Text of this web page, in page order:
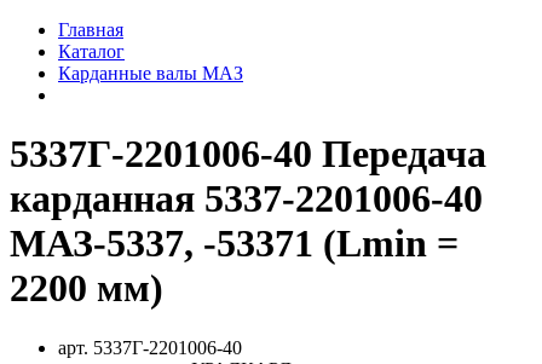
Главная
Каталог
Карданные валы МАЗ
5337Г-2201006-40 Передача
карданная 5337-2201006-40
МАЗ-5337, -53371 (Lmin =
2200 мм)
арт. 5337Г-2201006-40